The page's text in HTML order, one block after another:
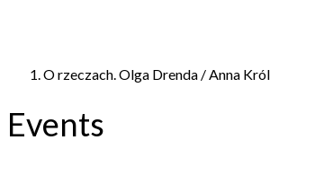
O rzeczach. Olga Drenda / Anna Król
Events